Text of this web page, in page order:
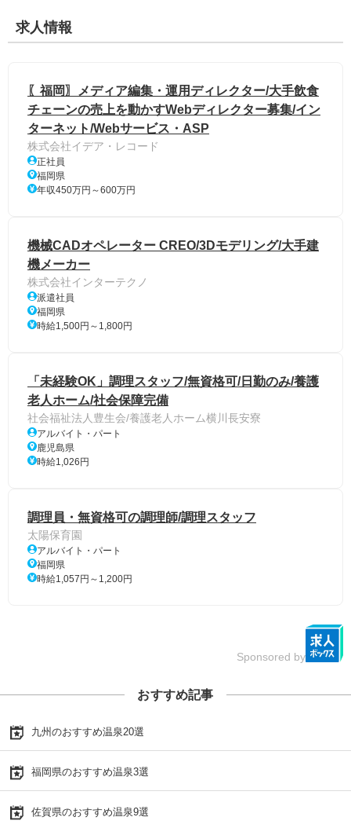
求人情報
〖福岡〗メディア編集・運用ディレクター/大手飲食
チェーンの売上を動かすWebディレクター募集/イン
ターネット/Webサービス・ASP
株式会社イデア・レコード
正社員
福岡県
年収450万円～600万円
機械CADオペレーター CREO/3Dモデリング/大手建
機メーカー
株式会社インターテクノ
派遣社員
福岡県
時給1,500円～1,800円
「未経験OK」調理スタッフ/無資格可/日勤のみ/養護
老人ホーム/社会保障完備
社会福祉法人豊生会/養護老人ホーム横川長安寮
アルバイト・パート
鹿児島県
時給1,026円
調理員・無資格可の調理師/調理スタッフ
太陽保育園
アルバイト・パート
福岡県
時給1,057円～1,200円
Sponsored by
おすすめ記事
九州のおすすめ温泉20選
福岡県のおすすめ温泉3選
佐賀県のおすすめ温泉9選